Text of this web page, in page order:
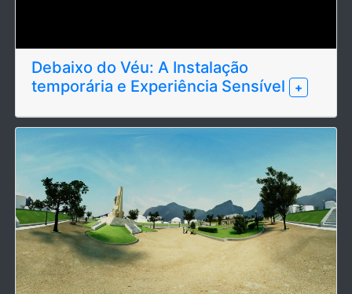
Debaixo do Véu: A Instalação
temporária e Experiência Sensível
+